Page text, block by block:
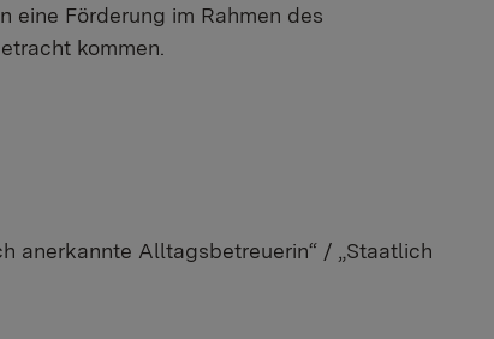
eine Förderung im Rahmen des
kommen.
anerkannte Alltagsbetreuerin“ / „Staatlich